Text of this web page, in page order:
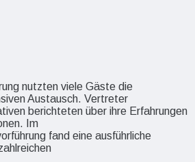
nutzten viele Gäste die
Austausch. Vertreter
berichteten über ihre Erfahrungen
Im
fand eine ausführliche